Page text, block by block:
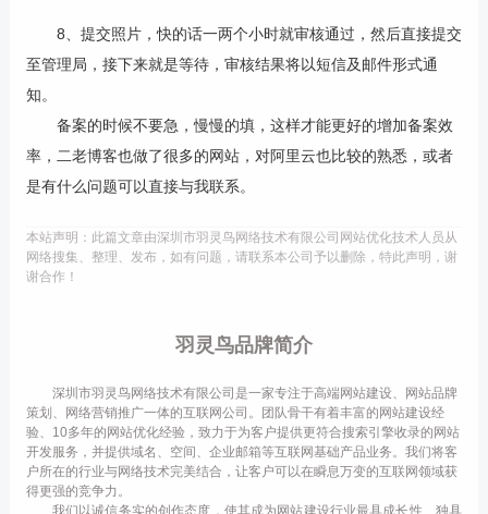
8、提交照片，快的话一两个小时就审核通过，然后直接提交
至管理局，接下来就是等待，审核结果将以短信及邮件形式通
知。
备案的时候不要急，慢慢的填，这样才能更好的增加备案效
率，二老博客也做了很多的网站，对阿里云也比较的熟悉，或者
是有什么问题可以直接与我联系。
本站声明：此篇文章由深圳市羽灵鸟网络技术有限公司网站优化技术人员从
网络搜集、整理、发布，如有问题，请联系本公司予以删除，特此声明，谢
谢合作！
羽灵鸟品牌简介
深圳市羽灵鸟网络技术有限公司是一家专注于高端网站建设、网站品牌
策划、网络营销推广一体的互联网公司。团队骨干有着丰富的网站建设经
验、10多年的网站优化经验，致力于为客户提供更符合搜索引擎收录的网站
开发服务，并提供域名、空间、企业邮箱等互联网基础产品业务。我们将客
户所在的行业与网络技术完美结合，让客户可以在瞬息万变的互联网领域获
得更强的竞争力。
我们以诚信务实的创作态度，使其成为网站建设行业最具成长性、独具